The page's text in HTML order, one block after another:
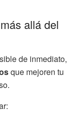
allá del
de inmediato,
que mejoren tu